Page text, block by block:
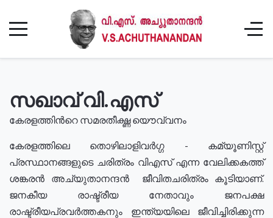
സഖാവ് വി.എസ്
കേരളത്തിൻറെ സമരതീക്ഷ്ണ യൌവ്വനം
കേരളത്തിലെ തൊഴിലാളിവർഗ്ഗ - കമ്യൂണിസ്റ്റ്
പ്രസ്ഥാനങ്ങളുടെ ചരിത്രം വിഎസ് എന്ന വേലിക്കകത്ത്
ശങ്കരൻ അച്യുതാനന്ദൻ ജീവിതചരിത്രം കൂടിയാണ്.
ജനകീയ രാഷ്ട്രീയ നേതാവും ജനപക്ഷ
രാഷ്ട്രീയപ്രവർത്തകനും ഇന്ത്യയിലെ ജീവിച്ചിരിക്കുന്ന